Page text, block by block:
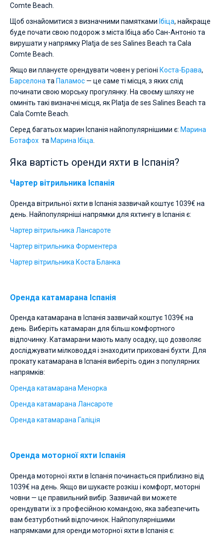
Comte Beach.
Щоб ознайомитися з визначними памятками Ібіца, найкраще
буде почати свою подорож з міста Ібіца або Сан-Антоніо та
вирушати у напрямку Platja de ses Salines Beach та Cala
Comte Beach.
Якщо ви плануєте орендувати човен у регіоні Коста-Брава,
Барселона та Паламос — це саме ті місця, з яких слід
починати свою морську прогулянку. На своєму шляху не
оминіть такі визначні місця, як Platja de ses Salines Beach та
Cala Comte Beach.
Серед багатьох марин Іспанія найпопулярнішими є: Марина
Ботафох та Марина Ібіца
Яка вартість оренди яхти в Іспанія?
Чартер вітрильника Іспанія
Оренда вітрильної яхти в Іспанія зазвичай коштує 1039€ на
день. Найпопулярніші напрямки для яхтингу в Іспанія є:
Чартер вітрильника Лансароте
Чартер вітрильника Форментера
Чартер вітрильника Коста Бланка
Оренда катамарана Іспанія
Оренда катамарана в Іспанія зазвичай коштує 1039€ на
день. Виберіть катамаран для більш комфортного
відпочинку. Катамарани мають малу осадку, що дозволяє
досліджувати мілководдя і знаходити приховані бухти. Для
прокату катамарана в Іспанія виберіть один з популярних
напрямків:
Оренда катамарана Менорка
Оренда катамарана Лансароте
Оренда катамарана Галіція
Оренда моторної яхти Іспанія
Оренда моторної яхти в Іспанія починається приблизно від
1039€ на день. Якщо ви шукаєте розкіш і комфорт, моторні
човни — це правильний вибір. Зазвичай ви можете
орендувати їх з професійною командою, яка забезпечить
вам безтурботний відпочинок. Найпопулярнішими
напрямками для оренди моторної яхти в Іспанія є: